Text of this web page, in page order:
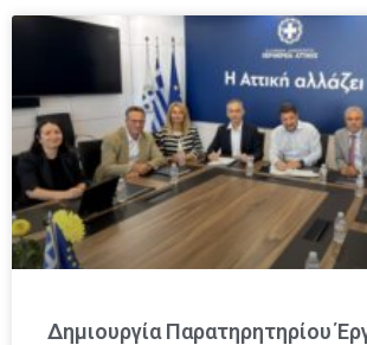
Δημιουργία Παρατηρητηρίου